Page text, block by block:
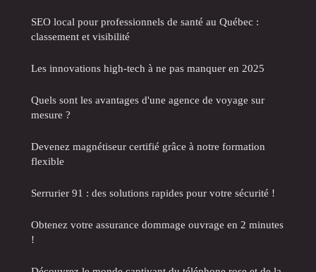
SEO local pour professionnels de santé au Québec :
classement et visibilité
Les innovations high-tech à ne pas manquer en 2025
Quels sont les avantages d'une agence de voyage sur
mesure ?
Devenez magnétiseur certifié grâce à notre formation
flexible
Serrurier 91 : des solutions rapides pour votre sécurité !
Obtenez votre assurance dommage ouvrage en 2 minutes
!